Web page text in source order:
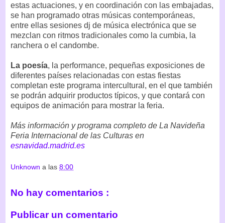
estas actuaciones, y en coordinación con las embajadas,
se han programado otras músicas contemporáneas,
entre ellas sesiones dj de música electrónica que se
mezclan con ritmos tradicionales como la cumbia, la
ranchera o el candombe.
La poesía, la performance, pequeñas exposiciones de
diferentes países relacionadas con estas fiestas
completan este programa intercultural, en el que también
se podrán adquirir productos típicos, y que contará con
equipos de animación para mostrar la feria.
Más información y programa completo de La Navideña
Feria Internacional de las Culturas en
esnavidad.madrid.es
Unknown a las 8:00
No hay comentarios :
Publicar un comentario